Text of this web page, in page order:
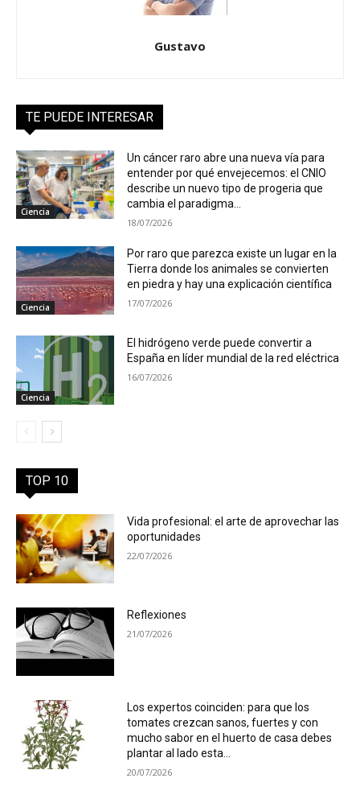
Gustavo
TE PUEDE INTERESAR
Ciencia
Un cáncer raro abre una nueva vía para
entender por qué envejecemos: el CNIO
describe un nuevo tipo de progeria que
cambia el paradigma...
18/07/2026
Ciencia
Por raro que parezca existe un lugar en la
Tierra donde los animales se convierten
en piedra y hay una explicación científica
17/07/2026
Ciencia
El hidrógeno verde puede convertir a
España en líder mundial de la red eléctrica
16/07/2026
TOP 10
Vida profesional: el arte de aprovechar las
oportunidades
22/07/2026
Reflexiones
21/07/2026
Los expertos coinciden: para que los
tomates crezcan sanos, fuertes y con
mucho sabor en el huerto de casa debes
plantar al lado esta...
20/07/2026